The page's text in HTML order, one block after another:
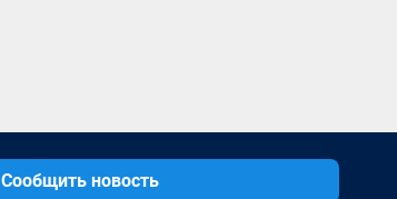
Сообщить новость